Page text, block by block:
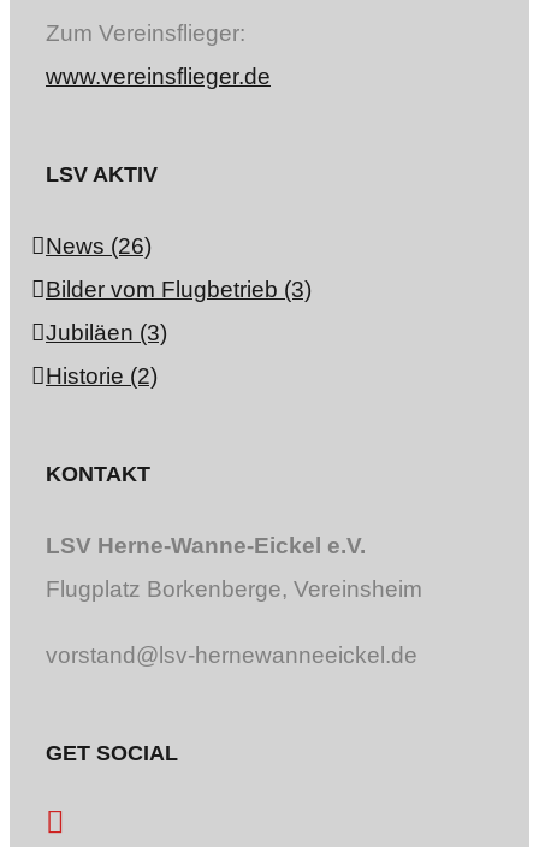
Zum Vereinsflieger:
www.vereinsflieger.de
LSV AKTIV
News (26)
Bilder vom Flugbetrieb (3)
Jubiläen (3)
Historie (2)
KONTAKT
LSV Herne-Wanne-Eickel e.V.
Flugplatz Borkenberge, Vereinsheim
vorstand@lsv-hernewanneeickel.de
GET SOCIAL